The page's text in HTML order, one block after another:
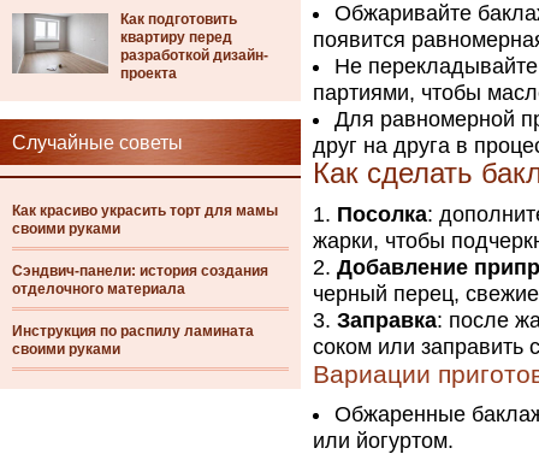
Как подготовить
квартиру перед
разработкой дизайн-
проекта
Случайные советы
Как красиво украсить торт для мамы
своими руками
Сэндвич-панели: история создания
отделочного материала
Инструкция по распилу ламината
своими руками
Обжаривайте
появится
Не
партиями, чтобы
Для равномерной
друг на друга в
Как сделать
Посолка:
жарки, чтобы
Добавление
черный перец,
Заправка: после
соком или заправить
Вариации
Обжаренные
или йогуртом.